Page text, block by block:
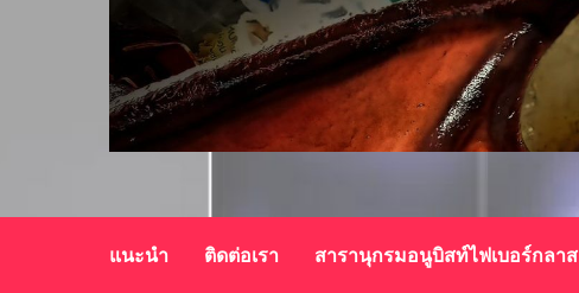
แนะนำ ติดต่อเรา สารานุกรมอนูบิสท์ไฟเบอร์กลาส